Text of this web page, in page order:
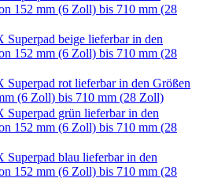
152 mm (6 Zoll) bis 710 mm (28
Superpad beige lieferbar in den
152 mm (6 Zoll) bis 710 mm (28
Superpad rot lieferbar in den Größen
(6 Zoll) bis 710 mm (28 Zoll)
Superpad grün lieferbar in den
152 mm (6 Zoll) bis 710 mm (28
Superpad blau lieferbar in den
152 mm (6 Zoll) bis 710 mm (28